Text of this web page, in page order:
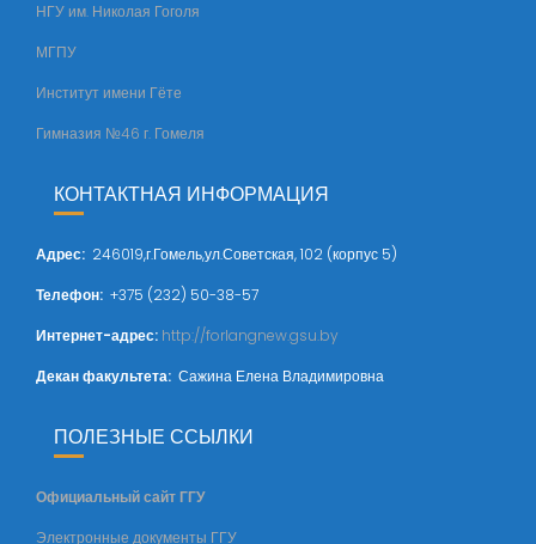
НГУ им. Николая Гоголя
МГПУ
Институт имени Гёте
Гимназия №46 г. Гомеля
КОНТАКТНАЯ ИНФОРМАЦИЯ
Адрес: 246019,г.Гомель,ул.Советская, 102 (корпус 5)
Телефон: +375 (232) 50-38-57
Интернет-адрес: http://forlangnew.gsu.by
Декан факультета: Сажина Елена Владимировна
ПОЛЕЗНЫЕ ССЫЛКИ
Официальный сайт ГГУ
Электронные документы ГГУ